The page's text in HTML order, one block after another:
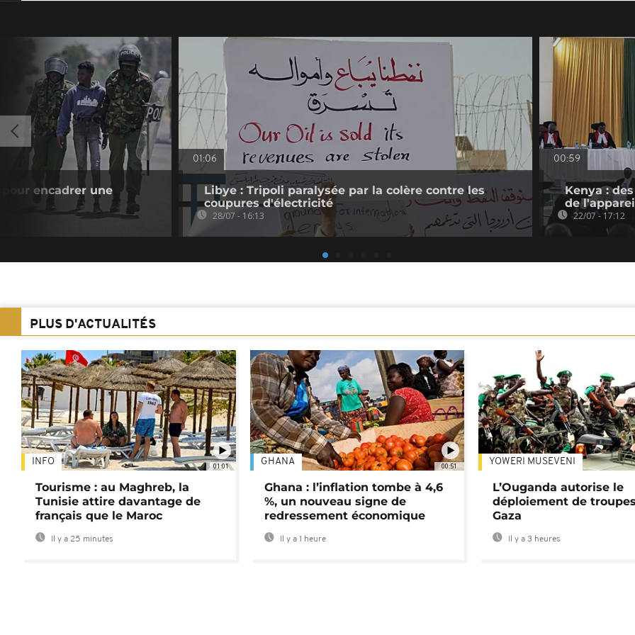
encadrer une
01:06
Libye : Tripoli paralysée par la colère contre les
coupures d'électricité
28/07 - 16:13
00:59
Kenya :
de
22/07 - 17:12
PLUS D'ACTUALITÉS
01:01
INFO
Tourisme : au Maghreb, la
Tunisie attire davantage de
français que le Maroc
Il y a 25 minutes
00:51
GHANA
Ghana : l’inflation tombe à 4,6
%, un nouveau signe de
redressement économique
Il y a 1 heure
YOWERI MUSEVENI
L’Ouganda autorise le
déploiement de
Gaza
Il y a 3 heures